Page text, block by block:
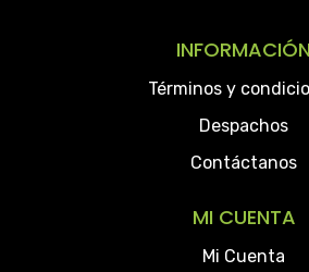
INFORMACIÓN
Términos y
Despachos
Contáctanos
MI CUENTA
Mi Cuenta